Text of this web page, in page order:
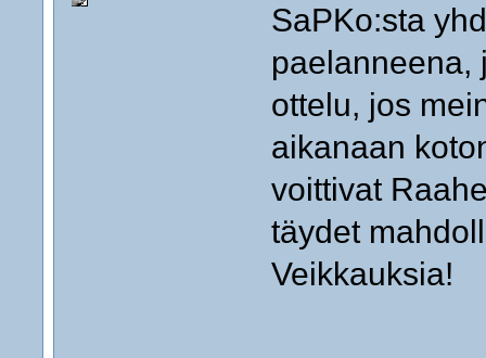
SaPKo:sta
paelanneena,
ottelu, jos
aikanaan
voittivat
täydet
Veikkauksia!